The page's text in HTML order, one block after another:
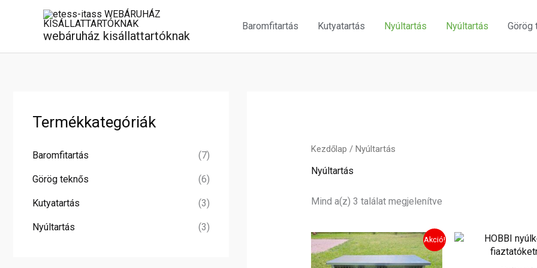
webáruház kisállattartóknak
Baromfitartás Kutyatartás Nyúltartás Nyúltartás Görög
Termékkategóriák
Baromfitartás (7)
Görög teknős (6)
Kutyatartás (3)
Nyúltartás (3)
Kezdőlap / Nyúltartás
Nyúltartás
Mind a(z) 3 találat megjelenítve
Akció!
Original
price
was:
Current
price
is:
was: